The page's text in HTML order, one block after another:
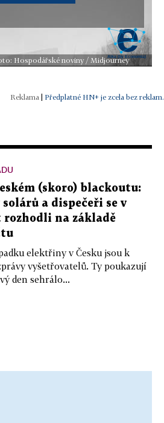
Hospodářské noviny / Midjourney
Předplatné HN+ je zcela bez reklam.
(skoro) blackoutu:
a dispečeři se v
rozhodli na základě
elektřiny v Česku jsou k
vyšetřovatelů. Ty poukazují
den sehrálo...